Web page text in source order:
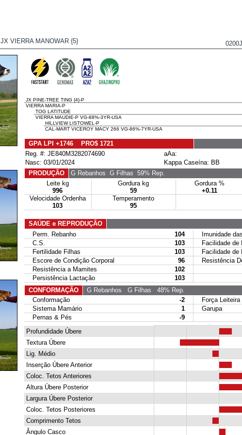
JX VIERRA MANOWAR {5}
JX PINE-TREE TING {4}-P
VIERRA MARIA-P
TOG LATITUDE
VIERRA MAUDIE-P VG-88%-3YR-USA
HILLVIEW LISTOWEL-P
CAL-MART VICEROY MACY 266 VG-86%-7YR-USA
GPA LPI +1746 PRO$ 1721
Reg. #: JE840M3282074690
aAa:
Nasc: 03/01/2024
Kappa Caseína: BB
PRODUÇÃO
G Rebanhos G Filhas 59% Rep.
Leite kg
996
Gordura kg
59
Gordura %
+0.11
Velocidade Ordenha
103
Temperamento
95
SAÚDE e REPRODUÇÃO
Perm. Rebanho
104
Imunidade
C.S.
103 Facilidade de
Fertilidade Filhas
103 Facilidade de
Escore de Condição Corporal
96 Resistência
Resistência a Mamites
102
Persistência Lactação
103
CONFORMAÇÃO
G Rebanhos G Filhas 48% Rep.
Conformação
-2 Força Leiteira
Sistema Mamário
1 Garupa
Pernas & Pés
-9
Profundidade Úbere
Textura Úbere
Lig. Médio
Inserção Úbere Anterior
Coloc. Tetos Anteriores
Altura Úbere Posterior
Largura Úbere Posterior
Coloc. Tetos Posteriores
Comprimento Tetos
Ângulo Casco